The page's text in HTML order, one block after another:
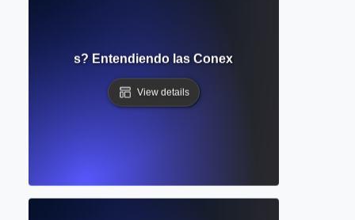
Citaciones? Entendiendo las Conexiones entre Obras
View details